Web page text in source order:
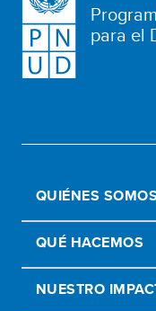
para el
QUIÉNES SOMOS
QUÉ HACEMOS
NUESTRO